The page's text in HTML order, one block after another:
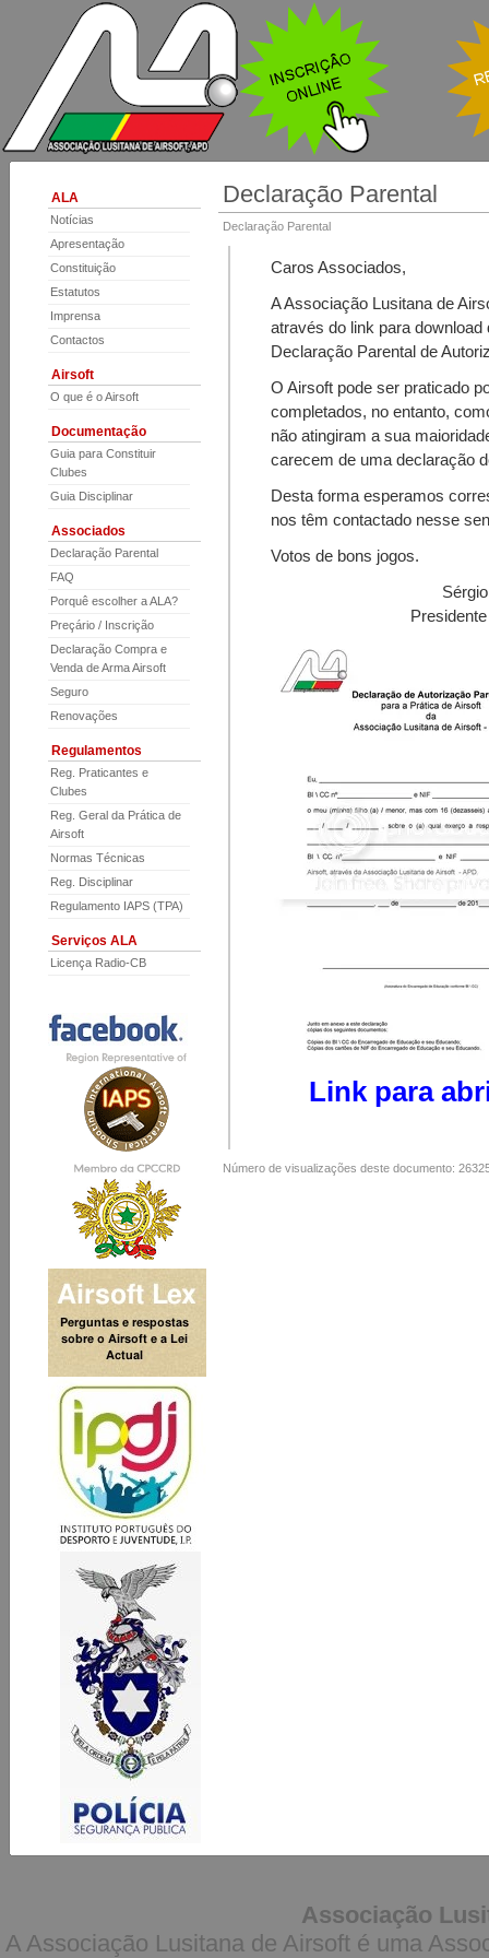
ALA
Notícias
Apresentação
Constituição
Estatutos
Imprensa
Contactos
Airsoft
O que é o Airsoft
Documentação
Guia para Constituir
Clubes
Guia Disciplinar
Associados
Declaração Parental
FAQ
Porquê escolher a ALA?
Preçário / Inscrição
Declaração Compra e
Venda de Arma Airsoft
Seguro
Renovações
Regulamentos
Reg. Praticantes e
Clubes
Reg. Geral da Prática de
Airsoft
Normas Técnicas
Reg. Disciplinar
Regulamento IAPS (TPA)
Serviços ALA
Licença Radio-CB
Declaração Parental
Declaração Parental
Caros Associados,
A Associação Lusitana de
através do link para
Declaração Parental de
O Airsoft pode ser praticado
completados, no entanto,
não atingiram a sua
carecem de uma declaração
Desta forma esperamos
nos têm contactado nesse
Votos de bons jogos.
Link para
Número de visualizações deste documento:
Associação
A Associação Lusitana de Airsoft é uma